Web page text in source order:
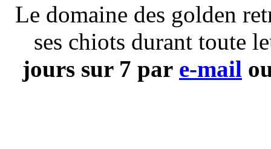
Le domaine des golden
ses chiots durant toute
jours sur 7 par e-mail